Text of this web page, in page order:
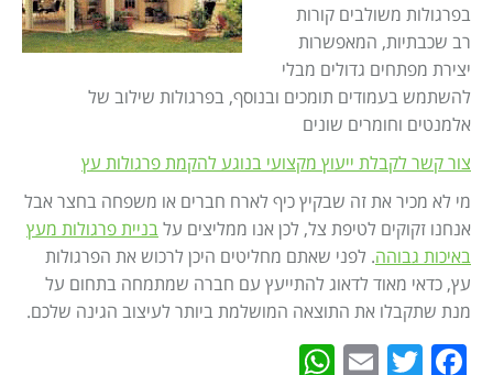
בפרגולות משולבים קורות
רב שכבתיות, המאפשרות
יצירת מפתחים גדולים מבלי
להשתמש בעמודים תומכים ובנוסף, בפרגולות שילוב של
אלמנטים וחומרים שונים
צור קשר לקבלת ייעוץ מקצועי בנוגע להקמת פרגולות עץ
מי לא מכיר את זה שבקיץ כיף לארח חברים או משפחה בחצר אבל
אנחנו זקוקים לטיפת צל, לכן אנו ממליצים על בניית פרגולות מעץ
באיכות גבוהה. לפני שאתם מחליטים היכן לרכוש את הפרגולות
עץ, כדאי מאוד לדאוג להתייעץ עם חברה שמתמחה בתחום על
מנת שתקבלו את התוצאה המושלמת ביותר לעיצוב הגינה שלכם.
Facebook
Twitter
Email